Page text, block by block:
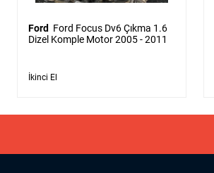
Ford
Dizel Komple Motor 2005 - 2011
İkinci El